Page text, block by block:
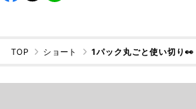
TOP ショート 1パック丸ごと使い切り👀